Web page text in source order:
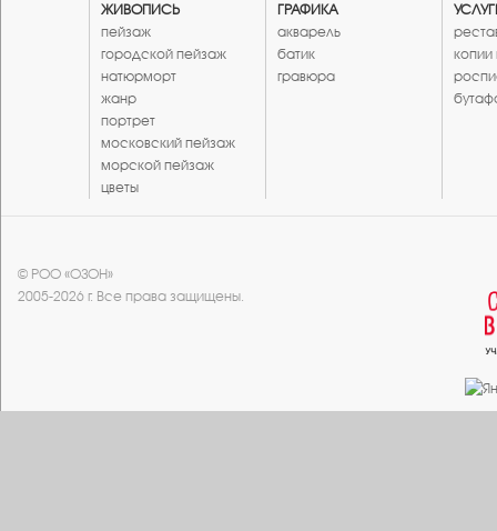
ЖИВОПИСЬ
пейзаж
городской пейзаж
натюрморт
жанр
портрет
московский пейзаж
морской пейзаж
цветы
ГРАФИКА
акварель
батик
гравюра
копии
© РОО «ОЗОН»
2005-2026 г. Все права защищены.